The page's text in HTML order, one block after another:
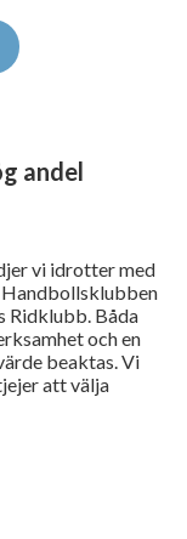
andel
vi idrotter med
Ridklubb. Båda
och en
beaktas. Vi
att välja